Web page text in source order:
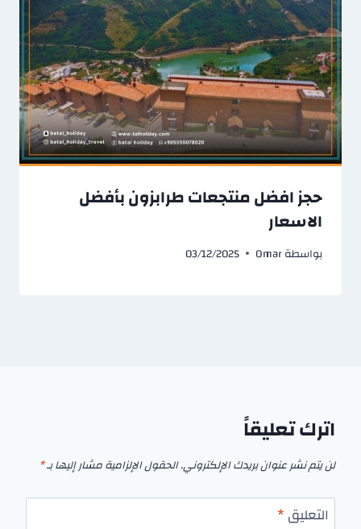
حجز افضل منتجعات طرابزون بأفضل
الاسعار
بواسطةOmar
03/12/2025
اترك تعليقاً
لن يتم نشر عنوان بريدك الإلكتروني.الحقول الإلزامية مشار إليها بـ*
التعليق*